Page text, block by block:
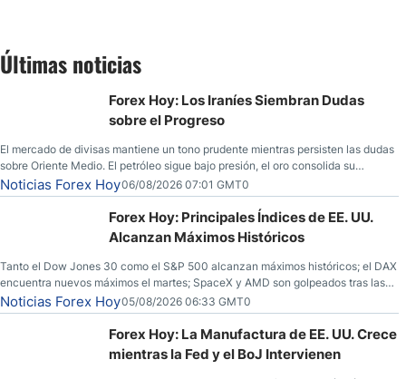
Últimas noticias
Forex Hoy: Los Iraníes Siembran Dudas
sobre el Progreso
El mercado de divisas mantiene un tono prudente mientras persisten las dudas
sobre Oriente Medio. El petróleo sigue bajo presión, el oro consolida su
fortaleza y los operadores esperan nuevas referencias económicas desde
Estados Unidos.
Noticias Forex Hoy06/08/2026 07:01 GMT0
Forex Hoy: Principales Índices de EE. UU.
Alcanzan Máximos Históricos
Tanto el Dow Jones 30 como el S&P 500 alcanzan máximos históricos; el DAX
encuentra nuevos máximos el martes; SpaceX y AMD son golpeados tras las
llamadas de ganancias; el petróleo crudo cae por debajo de los $80 con
nuevas esperanzas; el dólar estadounidense continúa intentando estabilizarse
frente al yen; el peso mexicano ve un repunte a medida que las tasas caen en
Noticias Forex Hoy05/08/2026 06:33 GMT0
Forex Hoy: La Manufactura de EE. UU. Crece
mientras la Fed y el BoJ Intervienen